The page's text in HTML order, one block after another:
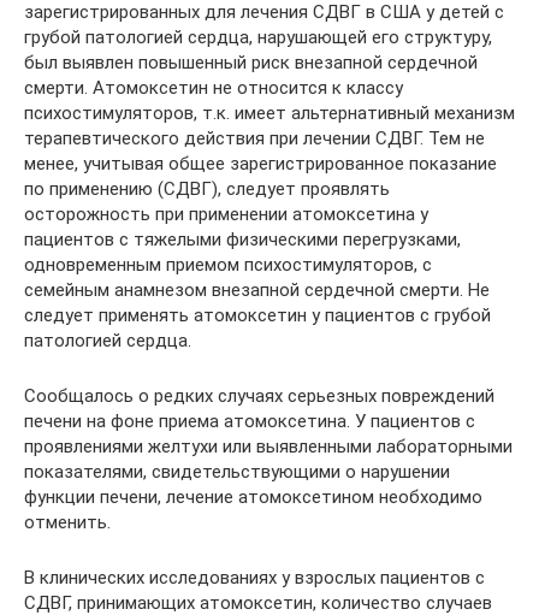
зарегистрированных для лечения СДВГ в США у детей с
грубой патологией сердца, нарушающей его структуру,
был выявлен повышенный риск внезапной сердечной
смерти. Атомоксетин не относится к классу
психостимуляторов, т.к. имеет альтернативный механизм
терапевтического действия при лечении СДВГ. Тем не
менее, учитывая общее зарегистрированное показание
по применению (СДВГ), следует проявлять
осторожность при применении атомоксетина у
пациентов с тяжелыми физическими перегрузками,
одновременным приемом психостимуляторов, с
семейным анамнезом внезапной сердечной смерти. Не
следует применять атомоксетин у пациентов с грубой
патологией сердца.
Сообщалось о редких случаях серьезных повреждений
печени на фоне приема атомоксетина. У пациентов с
проявлениями желтухи или выявленными лабораторными
показателями, свидетельствующими о нарушении
функции печени, лечение атомоксетином необходимо
отменить.
В клинических исследованиях у взрослых пациентов с
СДВГ, принимающих атомоксетин, количество случаев